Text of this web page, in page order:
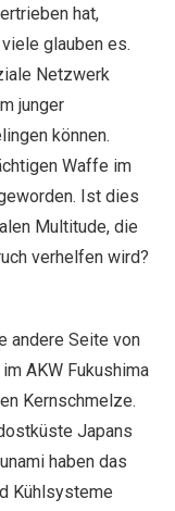
hat,
glauben es.
Netzwerk
junger
können.
Waffe im
Ist dies
Multitude, die
verhelfen wird?
andere Seite von
AKW Fukushima
Kernschmelze.
Japans
haben das
Kühlsysteme